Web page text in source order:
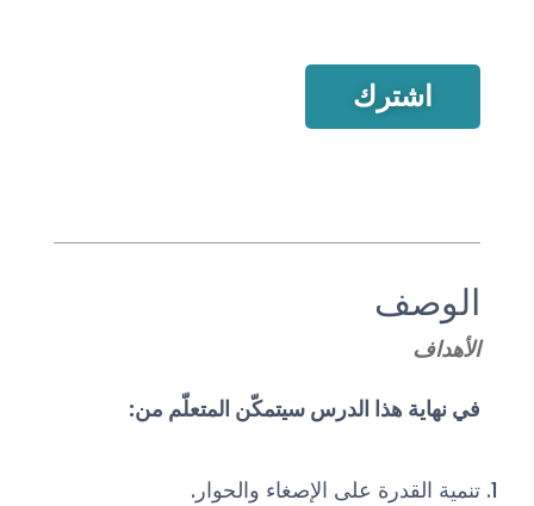
اشترك
الوصف
الأهداف
في نهاية هذا الدرس سيتمكّن المتعلّم من:
تنمية القدرة على الإصغاء والحوار.